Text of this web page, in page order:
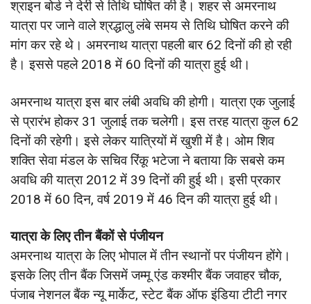
श्राइन बोर्ड ने देरी से तिथि घोषित की है। शहर से अमरनाथ
यात्रा पर जाने वाले श्रद्धालु लंबे समय से तिथि घोषित करने की
मांग कर रहे थे। अमरनाथ यात्रा पहली बार 62 दिनों की हो रही
है। इससे पहले 2018 में 60 दिनों की यात्रा हुई थी।
अमरनाथ यात्रा इस बार लंबी अवधि की होगी। यात्रा एक जुलाई
से प्रारंभ होकर 31 जुलाई तक चलेगी। इस तरह यात्रा कुल 62
दिनों की रहेगी। इसे लेकर यात्रियों में खुशी में है। ओम शिव
शक्ति सेवा मंडल के सचिव रिंकू भटेजा ने बताया कि सबसे कम
अवधि की यात्रा 2012 में 39 दिनों की हुई थी। इसी प्रकार
2018 में 60 दिन, वर्ष 2019 में 46 दिन की यात्रा हुई थी।
यात्रा के लिए तीन बैंकों से पंजीयन
अमरनाथ यात्रा के लिए भोपाल में तीन स्थानों पर पंजीयन होंगे।
इसके लिए तीन बैंक जिसमें जम्मू एंड कश्मीर बैंक जवाहर चौक,
पंजाब नेशनल बैंक न्यू मार्केट, स्टेट बैंक ऑफ इंडिया टीटी नगर